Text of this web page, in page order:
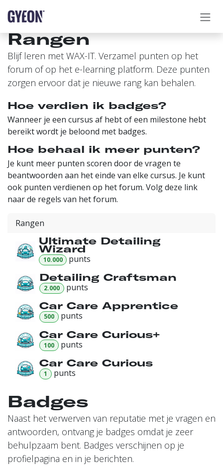
Rangen
Blijf leren met WAX-IT. Verzamel punten op het
forum of op het e-learning platform. Deze punten
zorgen ervoor dat je nieuwe rang kan behalen.
Hoe verdien ik badges?
Wanneer je een cursus af hebt of een milestone hebt
bereikt wordt je beloond met badges.
Hoe behaal ik meer punten?
Je kunt meer punten scoren door de vragen te
beantwoorden aan het einde van elke cursus. Je kunt
ook punten verdienen op het forum. Volg deze link
naar de regels van het forum.
Rangen
Ultimate Detailing
Wizard
10.000 punts
Detailing Craftsman
2.000 punts
Car Care Apprentice
500 punts
Car Care Curious+
100 punts
Car Care Curious
1 punts
Badges
Naast het verwerven van reputatie met je vragen en
antwoorden, ontvang je badges omdat je zeer
behulpzaam bent. Badges verschijnen op je
profielpagina en in je berichten.